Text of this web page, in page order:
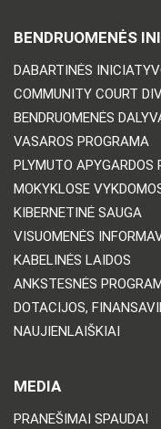
BENDRUOMENĖS
DABARTINĖS
COMMUNITY COURT
BENDRUOMENĖS
VASAROS PROGRAMA
PLYMUTO APYGARDOS
MOKYKLOSE
KIBERNETINĖ SAUGA
VISUOMENĖS
KABELINĖS LAIDOS
ANKSTESNĖS
DOTACIJOS,
NAUJIENLAIŠKIAI
MEDIA
PRANEŠIMAI SPAUDAI